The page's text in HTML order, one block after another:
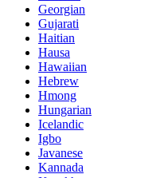
Georgian
Gujarati
Haitian
Hausa
Hawaiian
Hebrew
Hmong
Hungarian
Icelandic
Igbo
Javanese
Kannada